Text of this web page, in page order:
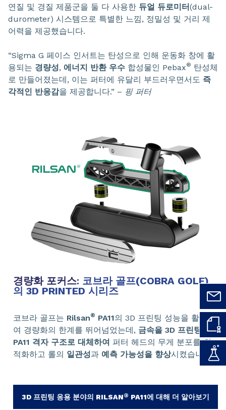
연질 및 경질 제품군을 둘 다 사용한 듀얼 듀로미터(dual-
durometer) 시스템으로 특별한 느낌, 정밀성 및 거리 제
어력을 제공했습니다.
“Sigma G 페이스 인서트는 탄성으로 인해 운동화 창에 활
용되는 경량성, 에너지 반환 우수 합성물인 Pebax® 탄성체
로 만들어졌는데, 이는 퍼터에 유달리 부드러우면서도 즉
각적인 반응감을 제공합니다.” – 핑 퍼터
경량화 포커스: 코브라 골프(COBRA GOLF)
의 3D PRINTED 시리즈
코브라 골프는 Rilsan® PA11의 3D 프린팅 성능을 활용하
여 경량화의 한계를 뛰어넘었는데, 금속을 3D 프린팅
PA11 격자 구조로 대체하여 퍼터 헤드의 무게 분포를 최
적화하고 롤의 일관성과 예측 가능성을 향상시켰습니다.
3D 프린팅 응용 분야의 RILSAN® PA11에 대해 더 알아보기